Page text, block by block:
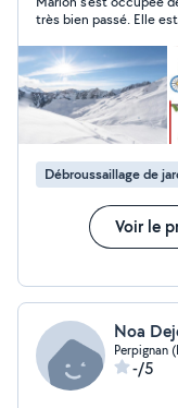
Sud et villages
très bien passé. Elle
recommande sans
Débroussaillage de
Voir le
Noa
Perpignan
-/5